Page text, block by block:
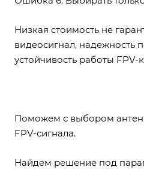
Низкая стоимость не
видеосигнал, надежность
устойчивость работы FPV-
Поможем с выбором
FPV-сигнала.
Найдем решение под